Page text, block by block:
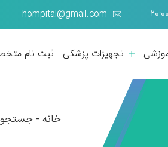
hompital@gmail.com
تجهیزات پزشکی ثبت نام
خانه -